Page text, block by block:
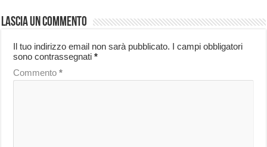
Lascia un commento
Il tuo indirizzo email non sarà pubblicato. I campi obbligatori
sono contrassegnati*
Commento*